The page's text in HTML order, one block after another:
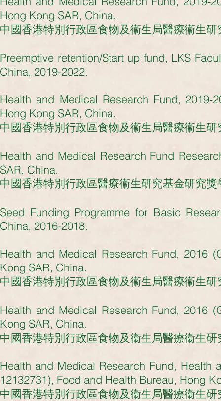
Hong Kong SAR, China.
中國香港特別行政區食物及衞生局醫療衞生研
Preemptive retention/Start up fund, LKS
China, 2019-2022.
Health and Medical Research Fund, 2019-
Hong Kong SAR, China.
中國香港特別行政區食物及衞生局醫療衞生研
Health and Medical Research Fund
SAR, China.
中國香港特別行政區醫療衞生研究基金研究
Seed Funding Programme for Basic
China, 2016-2018.
Health and Medical Research Fund, 2016
Kong SAR, China.
中國香港特別行政區食物及衞生局醫療衞生研
Health and Medical Research Fund, 2016
Kong SAR, China.
中國香港特別行政區食物及衞生局醫療衞生研
Health and Medical Research Fund, Health
12132731), Food and Health Bureau, Hong
中國香港特別行政區食物及衞生局醫療衞生研